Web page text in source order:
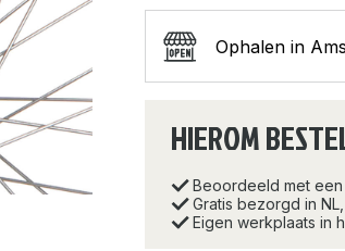
aantal
Ophalen in
HIEROM
Beoordeeld met
Gratis bezorgd in
Eigen werkplaats in